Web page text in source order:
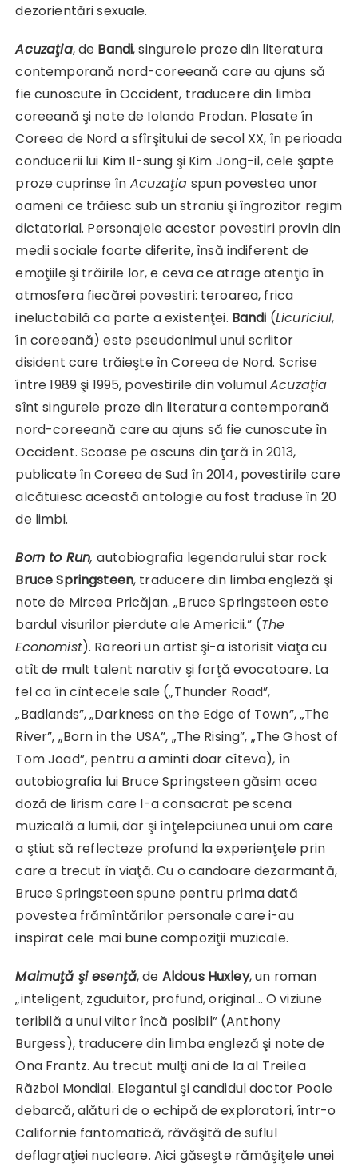
dezorientări sexuale.
Acuzaţia, de Bandi, singurele proze din literatura
contemporană nord-coreeană care au ajuns să
fie cunoscute în Occident, traducere din limba
coreeană şi note de Iolanda Prodan. Plasate în
Coreea de Nord a sfîrşitului de secol XX, în perioada
conducerii lui Kim Il-sung şi Kim Jong-il, cele şapte
proze cuprinse în Acuzaţia spun povestea unor
oameni ce trăiesc sub un straniu şi îngrozitor regim
dictatorial. Personajele acestor povestiri provin din
medii sociale foarte diferite, însă indiferent de
emoţiile şi trăirile lor, e ceva ce atrage atenţia în
atmosfera fiecărei povestiri: teroarea, frica
ineluctabilă ca parte a existenţei. Bandi (Licuriciul,
în coreeană) este pseudonimul unui scriitor
disident care trăieşte în Coreea de Nord. Scrise
între 1989 şi 1995, povestirile din volumulAcuzaţia
sînt singurele proze din literatura contemporană
nord-coreeană care au ajuns să fie cunoscute în
Occident. Scoase pe ascuns din ţară în 2013,
publicate în Coreea de Sud în 2014, povestirile care
alcătuiesc această antologie au fost traduse în 20
de limbi.
Born to Run,autobiografia legendarului star rock
Bruce Springsteen, traducere din limba engleză şi
note de Mircea Pricăjan. „Bruce Springsteen este
bardul visurilor pierdute ale Americii.” (The
Economist). Rareori un artist şi-a istorisit viaţa cu
atît de mult talent narativ şi forţă evocatoare. La
fel ca în cîntecele sale („Thunder Road”,
„Badlands”, „Darkness on the Edge of Town”, „The
River”, „Born in the USA”, „The Rising”, „The Ghost of
Tom Joad”, pentru a aminti doar cîteva), în
autobiografia lui Bruce Springsteen găsim acea
doză de lirism care l-a consacrat pe scena
muzicală a lumii, dar şi înţelepciunea unui om care
a ştiut să reflecteze profund la experienţele prin
care a trecut în viaţă. Cu o candoare dezarmantă,
Bruce Springsteen spune pentru prima dată
povestea frămîntărilor personale care i-au
inspirat cele mai bune compoziţii muzicale.
Maimuţă şi esenţă, de Aldous Huxley, un roman
„inteligent, zguduitor, profund, original… O viziune
teribilă a unui viitor încă posibil” (Anthony
Burgess), traducere din limba engleză şi note de
Ona Frantz. Au trecut mulţi ani de la al Treilea
Război Mondial. Elegantul şi candidul doctor Poole
debarcă, alături de o echipă de exploratori, într-o
Californie fantomatică, răvăşită de suflul
deflagraţiei nucleare. Aici găseşte rămăşiţele unei